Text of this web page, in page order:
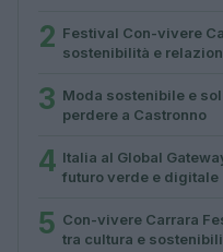
2 Festival Con-vivere
sostenibilità e
3 Moda sostenibile e
perdere a Castronno
4 Italia al Global
futuro verde e digitale
5 Con-vivere Carrara
tra cultura e